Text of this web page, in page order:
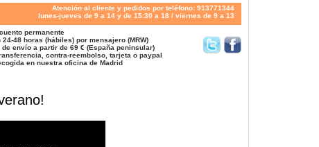
Atención al cliente y pedidos por teléfono: 913771344
lunes-jueves de 9 a 14 y de 15:30 a 18 / viernes de 9 a 13
permanente
24-48 horas (hábiles) por mensajero (MRW)
envío a partir de 69 € (España peninsular)
contra-reembolso, tarjeta o paypal
en nuestra oficina de Madrid